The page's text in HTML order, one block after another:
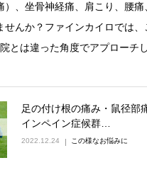
）、坐骨神経痛、肩こり、腰痛
せんか？ファインカイロでは、
とは違った角度でアプローチ
足の付け根の痛み・鼠径部
インペイン症候群…
2022.12.24 この様なお悩みに